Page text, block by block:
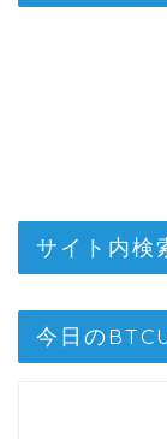
サイト内検
今日の